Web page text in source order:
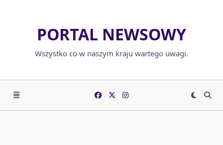
PORTAL NEWSOWY
Wszystko co w naszym kraju wartego uwagi.